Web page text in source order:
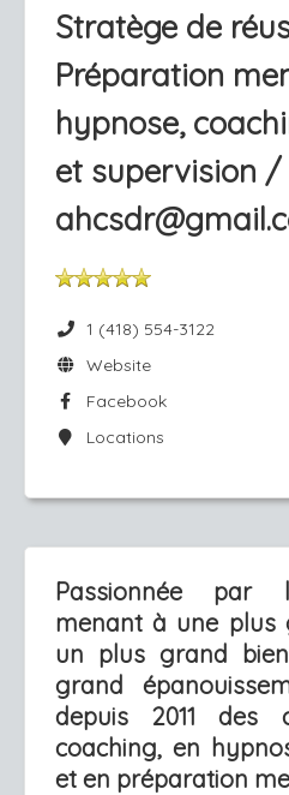
Stratège de
Préparation
hypnose,
et supervision /
1 (418) 554-3122
Website
Facebook
Locations
Passionnée par
menant à une plus
un plus grand
grand
depuis 2011 des
coaching, en
et en préparation